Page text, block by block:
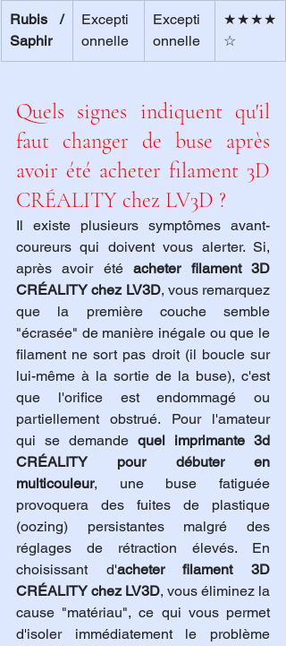
Rubis /
Saphir
Excepti
onnelle
Excepti
onnelle
★★★★
☆
Quels signes indiquent qu'il
faut changer de buse après
avoir été acheter filament 3D
CRÉALITY chez LV3D ?
Il existe plusieurs symptômes avant-
coureurs qui doivent vous alerter. Si,
après avoir été acheter filament 3D
CRÉALITY chez LV3D, vous remarquez
que la première couche semble
"écrasée" de manière inégale ou que le
filament ne sort pas droit (il boucle sur
lui-même à la sortie de la buse), c'est
que l'orifice est endommagé ou
partiellement obstrué. Pour l'amateur
qui se demande quel imprimante 3d
CRÉALITY pour débuter en
multicouleur, une buse fatiguée
provoquera des fuites de plastique
(oozing) persistantes malgré des
réglages de rétraction élevés. En
choisissant d'acheter filament 3D
CRÉALITY chez LV3D, vous éliminez la
cause "matériau", ce qui vous permet
d'isoler immédiatement le problème